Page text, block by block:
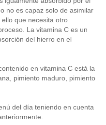
no es capaz solo de asimilar
que necesita otro
La vitamina C es un
del hierro en el
en vitamina C está la
pimiento maduro, pimiento
del día teniendo en cuenta